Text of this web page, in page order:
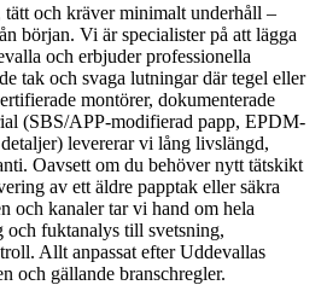
och kräver minimalt underhåll –
början. Vi är specialister på att lägga
och erbjuder professionella
tak och svaga lutningar där tegel eller
montörer, dokumenterade
(SBS/APP-modifierad papp, EPDM-
levererar vi lång livslängd,
Oavsett om du behöver nytt tätskikt
av ett äldre papptak eller säkra
och kanaler tar vi hand om hela
och fuktanalys till svetsning,
Allt anpassat efter Uddevallas
och gällande branschregler.